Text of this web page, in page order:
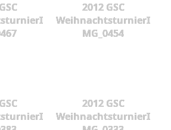
2012 GSC
WeihnachtsturnierI
MG_0454
2012 GSC
WeihnachtsturnierI